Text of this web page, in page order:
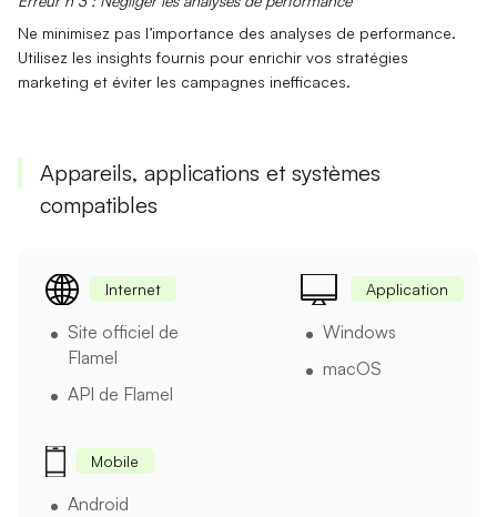
Ne minimisez pas l’importance des analyses de performance.
Utilisez les insights fournis pour enrichir vos stratégies
marketing et éviter les campagnes inefficaces.
Appareils, applications et systèmes
compatibles
Internet
Site officiel de
Flamel
API de Flamel
Application
Windows
macOS
Mobile
Android